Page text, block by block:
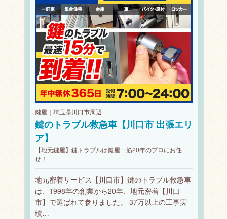
鍵屋｜埼玉県川口市周辺
鍵のトラブル救急車【川口市 出張エリ
ア】
【地元鍵屋】鍵トラブルは鍵屋一筋20年のプロにお任
せ！
地元密着サービス【川口市】鍵のトラブル救急車
は、1998年の創業から20年、地元密着【川口
市】で選ばれて参りました。 37万以上の工事実
績…